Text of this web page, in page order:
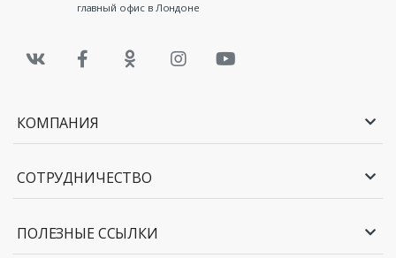
главный офис в Лондоне
КОМПАНИЯ
СОТРУДНИЧЕСТВО
ПОЛЕЗНЫЕ ССЫЛКИ